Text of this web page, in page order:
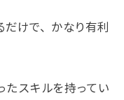
けで、かなり有利
たスキルを持ってい